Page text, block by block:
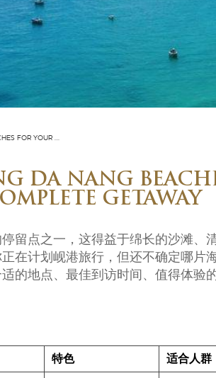
FOR YOUR …
DA NANG
GETAWAY
留点之一，这得益于绵长的沙滩、
在计划岘港旅行，但还不确定哪片
的地点、最佳到访时间、值得体验
特色 适合人群